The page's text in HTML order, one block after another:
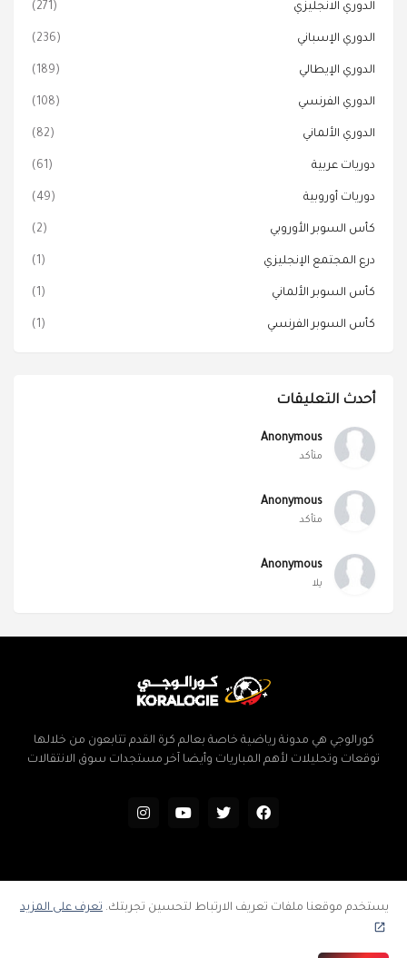
الدوري الانجليزي (271)
الدوري الإسباني (236)
الدوري الإيطالي (189)
الدوري الفرنسي (108)
الدوري الألماني (82)
دوريات عربية (61)
دوريات أوروبية (49)
كأس السوبر الأوروبي (2)
درع المجتمع الإنجليزي (1)
كأس السوبر الألماني (1)
كأس السوبر الفرنسي (1)
أحدث التعليقات
Anonymous
متأكد
Anonymous
متأكد
Anonymous
يلا
كورالوجي هي مدونة رياضية خاصة بعالم كرة القدم تتابعون من خلالها
توقعات وتحليلات لأهم المباريات وأيضا آخر مستجدات سوق الانتقالات
جميع الحقوق محفوظة ©
الرئيسية سياسة الخصوصية اتفاقية الاستخدام
إتصل بنا
يستخدم موقعنا ملفات تعريف الارتباط لتحسين تجربتك. تعرف على المزيد